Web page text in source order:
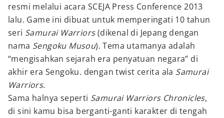
resmi melalui acara SCEJA Press Conference 2013
lalu. Game ini dibuat untuk memperingati 10 tahun
seri Samurai Warriors(dikenal di Jepang dengan
nama Sengoku Musou). Tema utamanya adalah
“mengisahkan sejarah era penyatuan negara” di
akhir era Sengoku. dengan twist cerita ala Samurai
Warriors.
Sama halnya seperti Samurai Warriors Chronicles,
di sini kamu bisa berganti-ganti karakter di tengah